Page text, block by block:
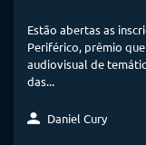
Estão abertas as
Periférico, prêmio
audiovisual de
das...
Daniel Cury